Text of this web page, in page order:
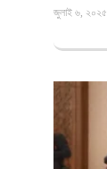
জুলাই ৬, ২০২৫